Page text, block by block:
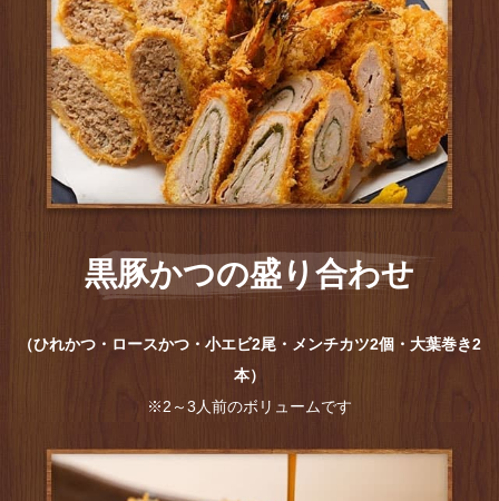
黒豚かつの盛り合わせ
（ひれかつ・ロースかつ・小エビ2尾・メンチカツ2個・大葉巻き2
本）
※2～3人前のボリュームです